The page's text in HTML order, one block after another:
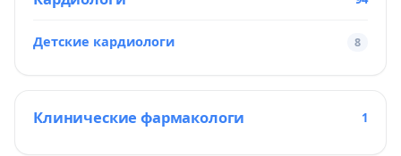
Детские кардиологи 8
Клинические фармакологи 1